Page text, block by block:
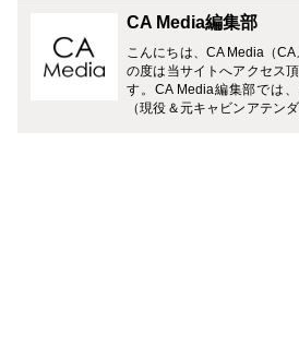
CA Media編集部
こんにちは、CA Media（
の度は当サイトへアクセス
す。CA Media編集部では
（現役＆元キャビンアテン